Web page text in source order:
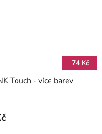
74 Kč
Touch - více barev